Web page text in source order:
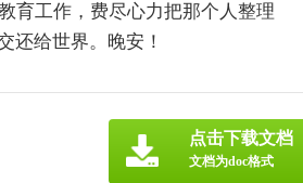
育工作，费尽心力把那个人整理
还给世界。晚安！
点击下载文档
文档为doc格式